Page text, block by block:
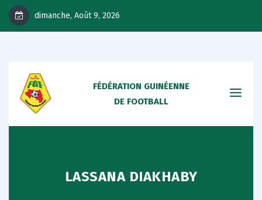
dimanche, Août 9, 2026
FÉDÉRATION GUINÉENNE
DE FOOTBALL
LASSANA DIAKHABY